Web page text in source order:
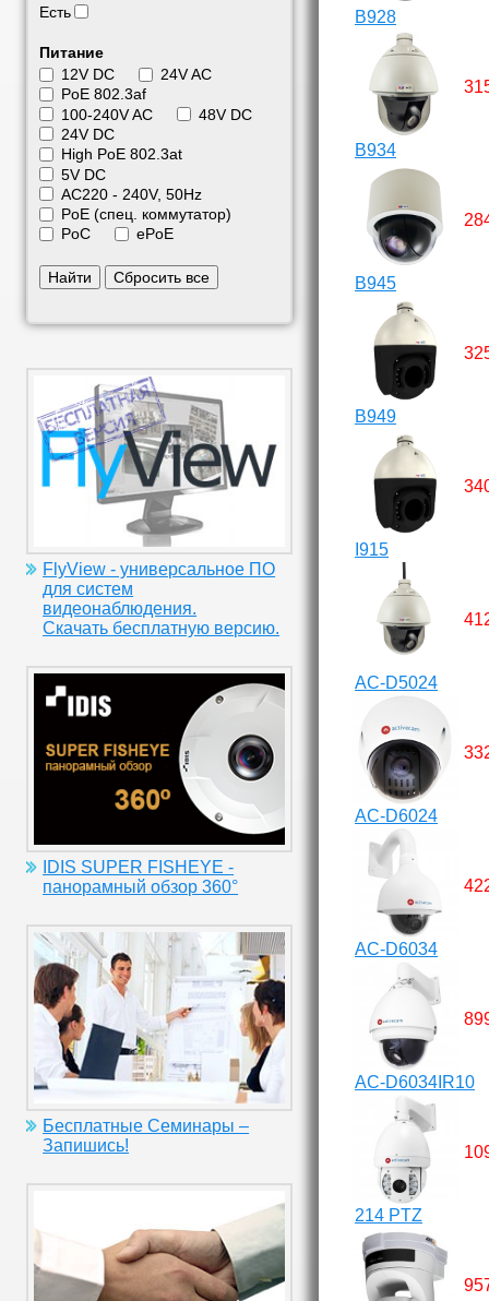
Есть
Питание
12V DC
24V AC
PoE 802.3af
100-240V AC
48V DC
24V DC
High PoE 802.3at
5V DC
АС220 - 240V, 50Hz
PoE (спец. коммутатор)
PoC
ePoE
Найти Сбросить все
FlyView - универсальное ПО
для систем
видеонаблюдения.
Скачать бесплатную версию.
IDIS SUPER FISHEYE -
панорамный обзор 360°
Бесплатные Семинары –
Запишись!
B928
B934
B945
B949
I915
AC-D5024
AC-D6024
AC-D6034
AC-D6034IR10
214 PTZ